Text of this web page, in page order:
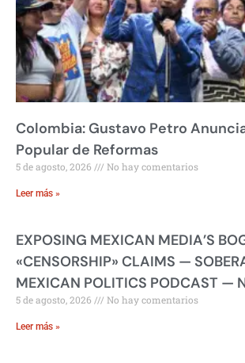
Colombia: Gustavo Petro
Popular de Reformas
5 de agosto, 2026 No hay comentarios
Leer más »
EXPOSING MEXICAN MEDIA’S
«CENSORSHIP» CLAIMS —
MEXICAN POLITICS PODCAST —
5 de agosto, 2026 No hay comentarios
Leer más »